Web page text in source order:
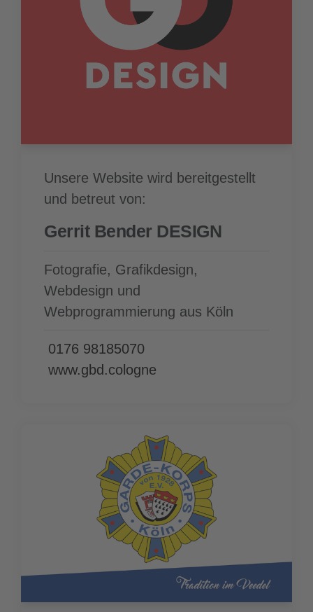
Unsere Website wird bereitgestellt
und betreut von:
Gerrit Bender DESIGN
Fotografie, Grafikdesign,
Webdesign und
Webprogrammierung aus Köln
0176 98185070
www.gbd.cologne